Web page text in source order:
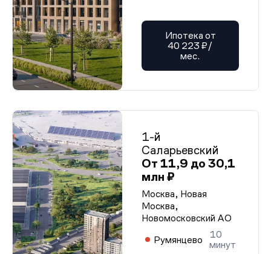
Ипотека от
40 223 ₽/
мес.
1-й
Саларьевский
От 11,9 до 30,1
млн ₽
Москва, Новая
Москва,
Новомосковский АО
Румянцево
10
минут